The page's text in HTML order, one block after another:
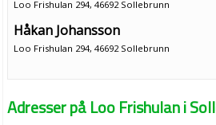
Loo Frishulan 294, 46692 Sollebrunn
Håkan Johansson
Loo Frishulan 294, 46692 Sollebrunn
Adresser på Loo Frishulan i